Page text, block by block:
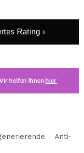
Rating ›
helfen Ihnenhier
Anti-